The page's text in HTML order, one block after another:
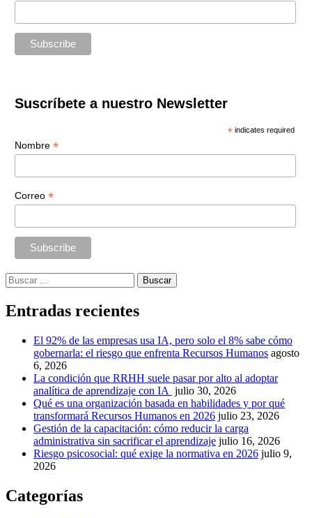
Suscríbete a nuestro Newsletter
* indicates required
Nombre *
Correo *
Buscar:
Entradas recientes
El 92% de las empresas usa IA, pero solo el 8% sabe cómo
gobernarla: el riesgo que enfrenta Recursos Humanos agosto
6, 2026
La condición que RRHH suele pasar por alto al adoptar
analítica de aprendizaje con IA julio 30, 2026
Qué es una organización basada en habilidades y por qué
transformará Recursos Humanos en 2026 julio 23, 2026
Gestión de la capacitación: cómo reducir la carga
administrativa sin sacrificar el aprendizaje julio 16, 2026
Riesgo psicosocial: qué exige la normativa en 2026 julio 9,
2026
Categorías